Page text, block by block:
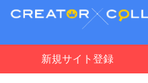
新規サイト登録